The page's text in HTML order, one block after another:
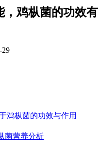
，鸡枞菌的功效有
29
鸡枞菌的功效与作用
菌营养分析